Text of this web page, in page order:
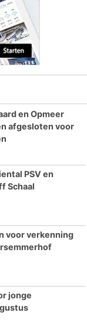
en Opmeer
afgesloten voor
PSV en
Schaal
voor verkenning
jonge